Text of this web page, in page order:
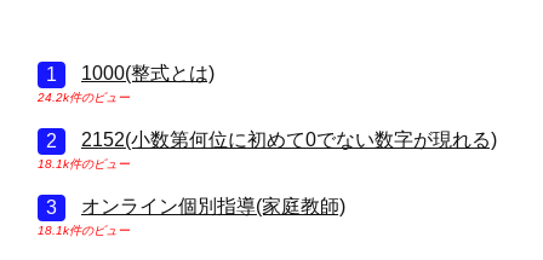
1000(整式とは)
24.2k件のビュー
2152(小数第何位に初めて0でない数字が現れる)
18.1k件のビュー
オンライン個別指導(家庭教師)
18.1k件のビュー